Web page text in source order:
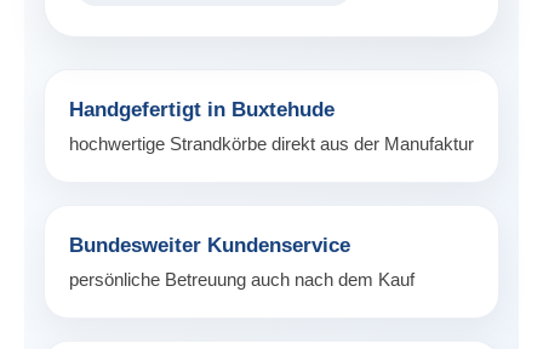
Handgefertigt in Buxtehude
hochwertige Strandkörbe direkt aus der Manufaktur
Bundesweiter Kundenservice
persönliche Betreuung auch nach dem Kauf